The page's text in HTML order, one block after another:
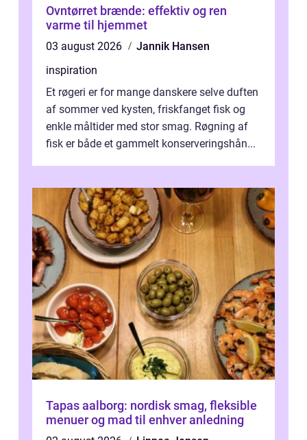
Ovntørret brænde: effektiv og ren
varme til hjemmet
03 august 2026
Jannik Hansen
inspiration
Et røgeri er for mange danskere selve duften
af sommer ved kysten, friskfanget fisk og
enkle måltider med stor smag. Røgning af
fisk er både et gammelt konserveringshån...
Tapas aalborg: nordisk smag, fleksible
menuer og mad til enhver anledning